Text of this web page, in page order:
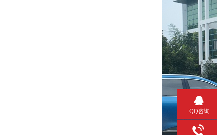
QQ咨询